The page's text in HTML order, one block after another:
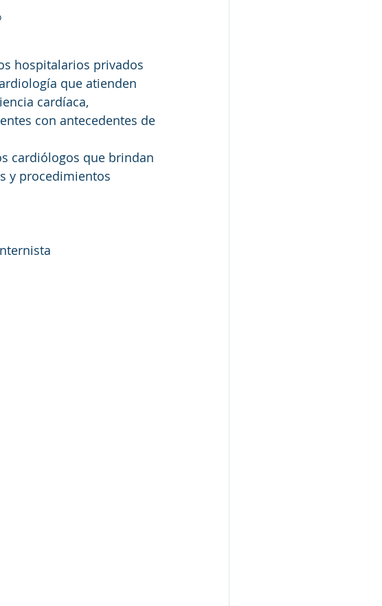
hospitalarios privados
que atienden
cardíaca,
con antecedentes de
cardiólogos que brindan
y procedimientos